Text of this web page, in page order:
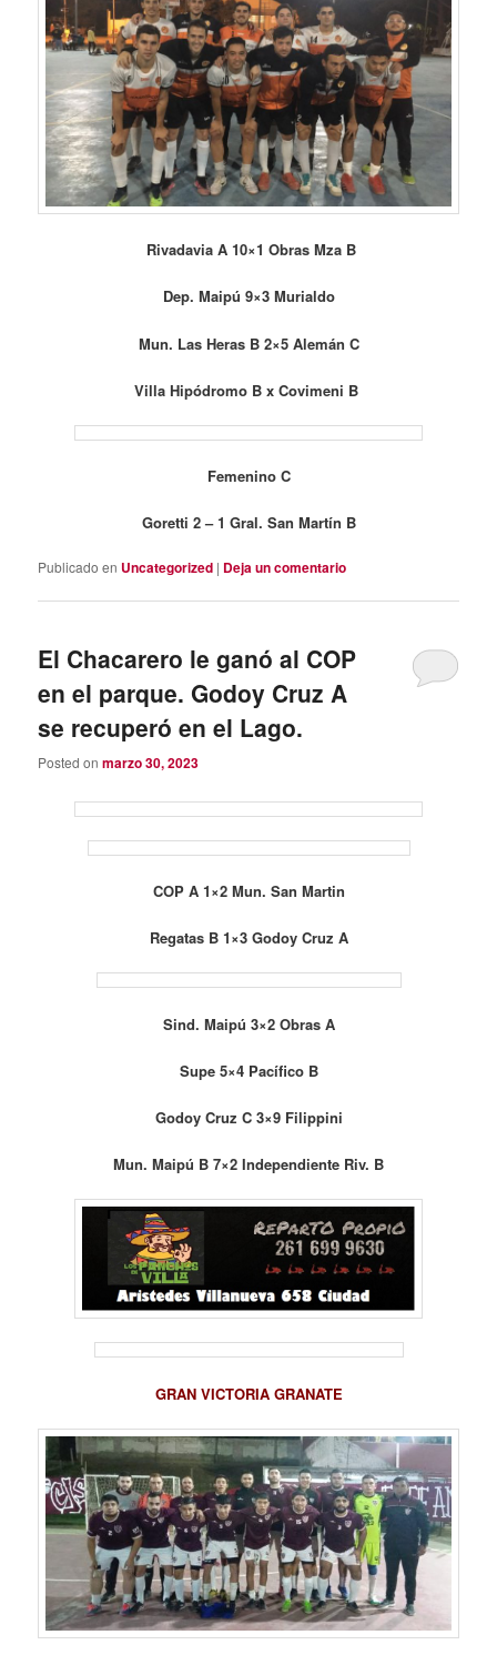
Rivadavia A 10×1 Obras Mza B
Dep. Maipú 9×3 Murialdo
Mun. Las Heras B 2×5 Alemán C
Villa Hipódromo B x Covimeni B
Femenino C
Goretti 2 – 1 Gral. San Martín B
Publicado en Uncategorized | Deja un comentario
El Chacarero le ganó al COP
en el parque. Godoy Cruz A
se recuperó en el Lago.
Posted onmarzo 30, 2023
COP A 1×2 Mun. San Martin
Regatas B 1×3 Godoy Cruz A
Sind. Maipú 3×2 Obras A
Supe 5×4 Pacífico B
Godoy Cruz C 3×9 Filippini
Mun. Maipú B 7×2 Independiente Riv. B
GRAN VICTORIA GRANATE